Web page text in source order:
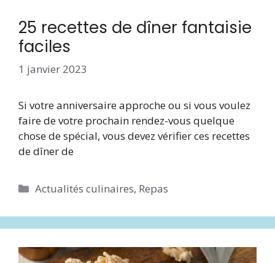
25 recettes de dîner fantaisie
faciles
1 janvier 2023
Si votre anniversaire approche ou si vous voulez
faire de votre prochain rendez-vous quelque
chose de spécial, vous devez vérifier ces recettes
de dîner de
Catégories
Actualités culinaires, Repas